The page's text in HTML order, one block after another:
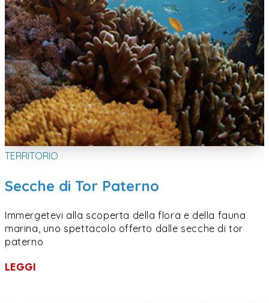
TERRITORIO
Secche di Tor Paterno
Immergetevi alla scoperta della flora e della fauna
marina, uno spettacolo offerto dalle secche di tor
paterno
LEGGI